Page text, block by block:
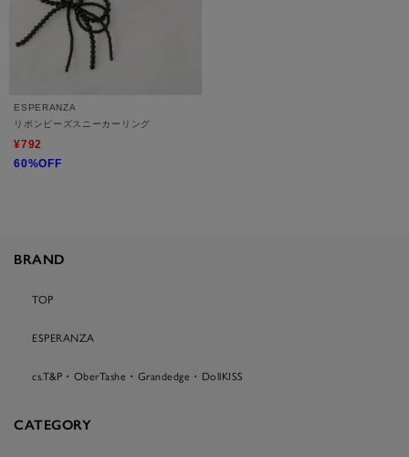
ESPERANZA
リボンビーズスニーカーリング
¥792
60%OFF
BRAND
TOP
ESPERANZA
cs.T&P・OberTashe・Grandedge・DollKISS
CATEGORY